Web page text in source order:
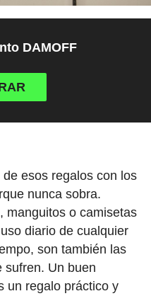
DAMOFF
esos regalos con los
nunca sobra.
manguitos o camisetas
diario de cualquier
son también las
sufren. Un buen
un regalo práctico y